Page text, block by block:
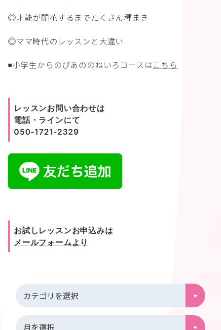
◎才能が開花するまでたくさん種まき
◎ママ時代のレッスンと大違い
◾️小学生からのぴあののねいろコースはこちら
レッスンお問い合わせは
電話・ラインにて
050-1721-2329
お試しレッスンお申込みは
メールフォームより